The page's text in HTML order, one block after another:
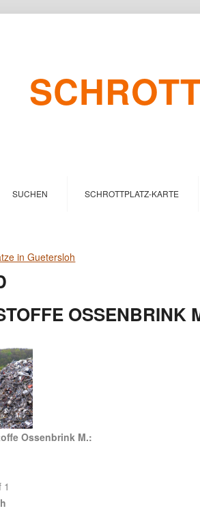
SUCHEN SCHROTTPLATZ-KARTE
in Guetersloh
OSSENBRINK
Ossenbrink M.:
1